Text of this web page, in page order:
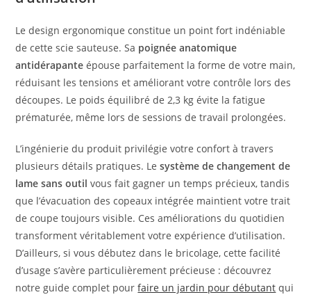
Le design ergonomique constitue un point fort indéniable
de cette scie sauteuse. Sa poignée anatomique
antidérapante épouse parfaitement la forme de votre main,
réduisant les tensions et améliorant votre contrôle lors des
découpes. Le poids équilibré de 2,3 kg évite la fatigue
prématurée, même lors de sessions de travail prolongées.
L’ingénierie du produit privilégie votre confort à travers
plusieurs détails pratiques. Lesystème de changement de
lame sans outil vous fait gagner un temps précieux, tandis
que l’évacuation des copeaux intégrée maintient votre trait
de coupe toujours visible. Ces améliorations du quotidien
transforment véritablement votre expérience d’utilisation.
D’ailleurs, si vous débutez dans le bricolage, cette facilité
d’usage s’avère particulièrement précieuse : découvrez
notre guide complet pourfaire un jardin pour débutant qui